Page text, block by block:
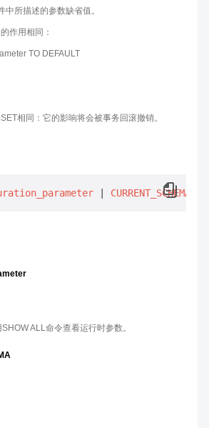
所描述的参数缺省值。
作用相同：
TO DEFAULT
相同：它的影响将会被事务回滚撤销。
CURRENT_SCHEMA
ALL命令查看运行时参数。